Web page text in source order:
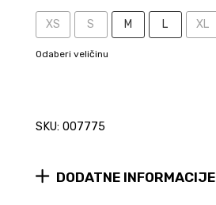
XS S M L XL
Odaberi veličinu
SKU: 007775
DODATNE INFORMACIJE